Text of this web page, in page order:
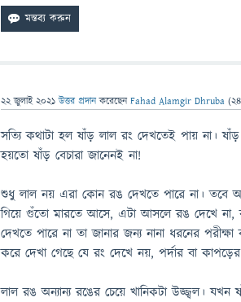
22 জুলাই 2021 উত্তর প্রদান করেছেনFahad Alamgir Dhruba (
সত্যি কথাটা হল ষাঁড় লাল রং দেখতেই পায় না।
হয়তো ষাঁড় বেচারা জানেনই না!
শুধু লাল নয় এরা কোন রঙ দেখতে পারে না। তবে
গিয়ে গুঁতো মারতে আসে, এটা আসলে রঙ দেখে না,
দেখতে পারে না তা জানার জন্য নানা ধরনের
করে দেখা গেছে যে রং দেখে নয়, পর্দার বা
লাল রঙ অন্যান্য রঙের চেয়ে খানিকটা উজ্জ্বল।